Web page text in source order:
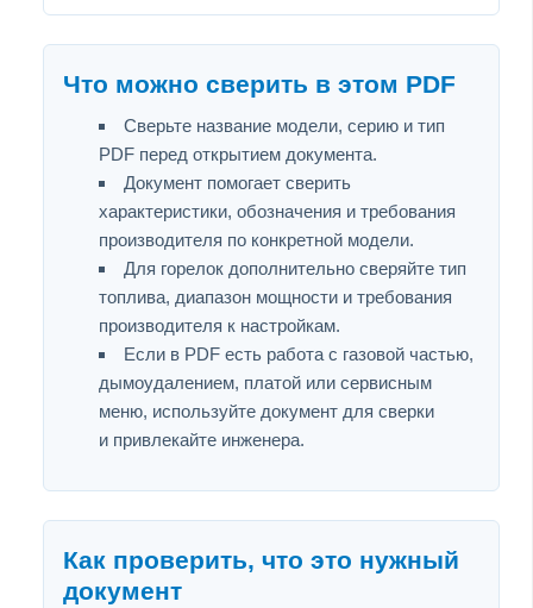
Что можно сверить в этом PDF
Сверьте название модели, серию и тип
PDF перед открытием документа.
Документ помогает сверить
характеристики, обозначения и требования
производителя по конкретной модели.
Для горелок дополнительно сверяйте тип
топлива, диапазон мощности и требования
производителя к настройкам.
Если в PDF есть работа с газовой частью,
дымоудалением, платой или сервисным
меню, используйте документ для сверки
и привлекайте инженера.
Как проверить, что это нужный
документ